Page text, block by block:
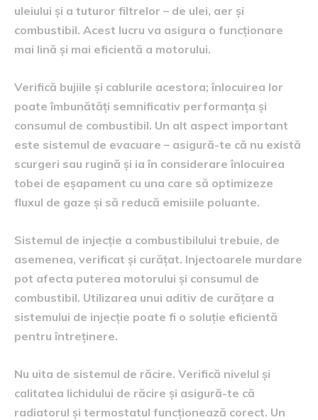
uleiului și a tuturor filtrelor – de ulei, aer și
combustibil. Acest lucru va asigura o funcționare
mai lină și mai eficientă a motorului.
Verifică bujiile și cablurile acestora; înlocuirea lor
poate îmbunătăți semnificativ performanța și
consumul de combustibil. Un alt aspect important
este sistemul de evacuare – asigură-te că nu există
scurgeri sau rugină și ia în considerare înlocuirea
tobei de eșapament cu una care să optimizeze
fluxul de gaze și să reducă emisiile poluante.
Sistemul de injecție a combustibilului trebuie, de
asemenea, verificat și curățat. Injectoarele murdare
pot afecta puterea motorului și consumul de
combustibil. Utilizarea unui aditiv de curățare a
sistemului de injecție poate fi o soluție eficientă
pentru întreținere.
Nu uita de sistemul de răcire. Verifică nivelul și
calitatea lichidului de răcire și asigură-te că
radiatorul și termostatul funcționează corect. Un